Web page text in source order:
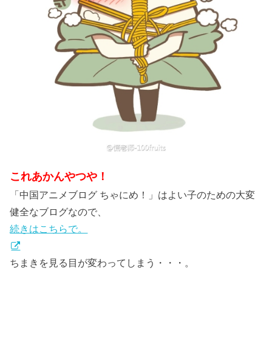
これあかんやつや！
「中国アニメブログ ちゃにめ！」はよい子のための大変
健全なブログなので、
続きはこちらで。
ちまきを見る目が変わってしまう・・・。